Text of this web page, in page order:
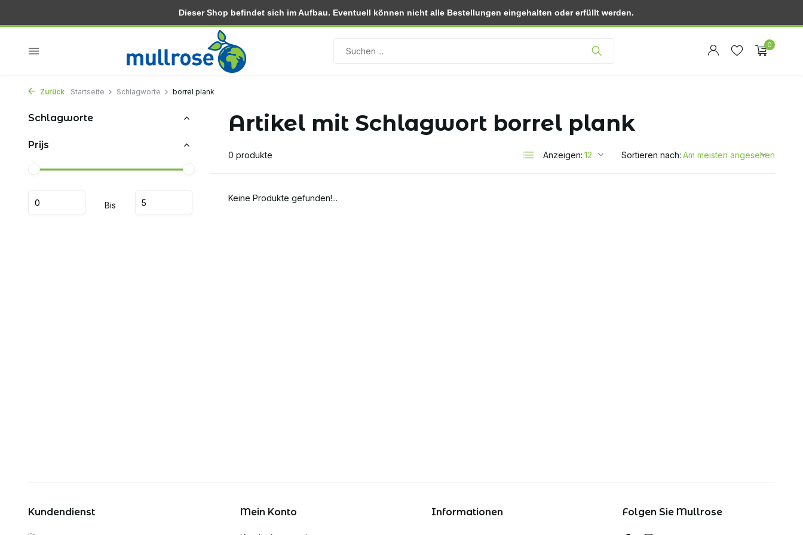
Kostenlose lieferung ab 30.- (NL) Rückgabe innerhalb von 30 Tagen
0
Zurück Startseite Schlagworte borrel plank
Schlagworte
Prijs
Bis
Artikel mit Schlagwort borrel plank
0 produkte Anzeigen: Sortieren nach:
Keine Produkte gefunden!...
Kundendienst Mein Konto Informationen Folgen Sie Mullrose
Dieser Shop befindet sich im Aufbau. Eventuell können nicht alle Bestellungen eingehalten oder erfüllt werden.